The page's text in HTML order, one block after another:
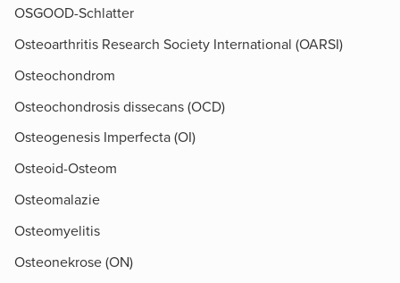
OSGOOD-Schlatter
Osteoarthritis Research Society International (OARSI)
Osteochondrom
Osteochondrosis dissecans (OCD)
Osteogenesis Imperfecta (OI)
Osteoid-Osteom
Osteomalazie
Osteomyelitis
Osteonekrose (ON)